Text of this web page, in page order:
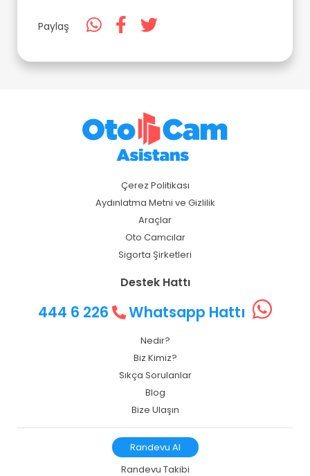
Paylaş
Çerez Politikası
Aydınlatma Metni ve Gizlilik
Araçlar
Oto Camcılar
Sigorta Şirketleri
Destek Hattı
444 6 226 Whatsapp Hattı
Nedir?
Biz Kimiz?
Sıkça Sorulanlar
Blog
Bize Ulaşın
Randevu Al
Randevu Takibi